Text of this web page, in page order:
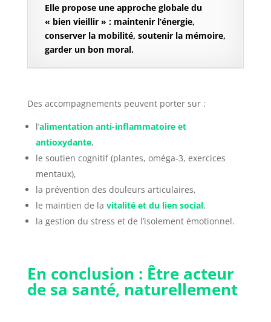
Elle propose une approche globale du
« bien vieillir » : maintenir l’énergie,
conserver la mobilité, soutenir la mémoire,
garder un bon moral.
Des accompagnements peuvent porter sur :
l’alimentation anti-inflammatoire et
antioxydante,
le soutien cognitif (plantes, oméga-3, exercices
mentaux),
la prévention des douleurs articulaires,
le maintien de la vitalité et du lien social,
la gestion du stress et de l’isolement émotionnel.
En conclusion : Être acteur
de sa santé, naturellement